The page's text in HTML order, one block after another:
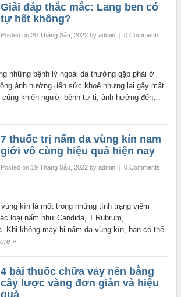
Giải đáp thắc mắc: Lang ben có
tự hết không?
Posted on 20 Tháng Sáu, 2022by admin | 0 Comments
những bệnh lý ngoài da thường gặp phải ở
ảnh hưởng đến sức khoẻ nhưng lại gây mất
khiến người bệnh tự ti, ảnh hưởng đến…
7 thuốc trị nấm da vùng kín nam
giới vô cùng hiệu quả hiện nay
Posted on 19 Tháng Sáu, 2022by admin | 0 Comments
kín là một trong những tình trạng viêm
loại nấm như Candida, T.Rubrum,
Khi không may bị nấm da vùng kín, bạn có thể
»
4 bài thuốc chữa vảy nến bằng
cây lược vàng đơn giản và hiệu
quả